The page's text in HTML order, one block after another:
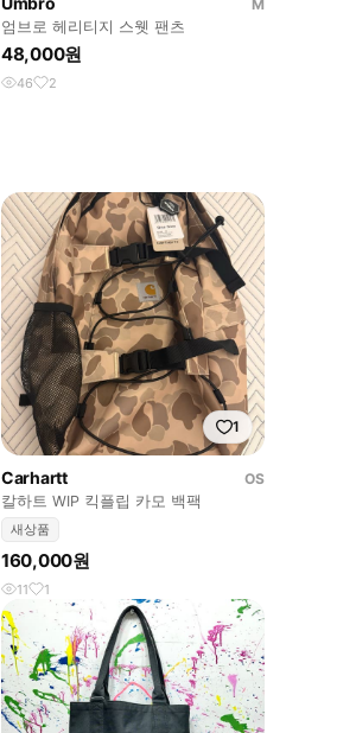
M
엄브로 헤리티지 스웻 팬츠
48,000원
46 2
1
Carhartt
OS
칼하트 WIP 킥플립 카모 백팩
새상품
160,000원
11 1